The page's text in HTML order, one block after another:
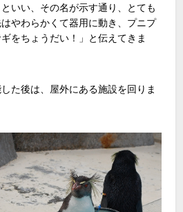
いい、その名が示す通り、とても
やわらかくて器用に動き、プニプ
をちょうだい！」と伝えてきま
た後は、屋外にある施設を回りま